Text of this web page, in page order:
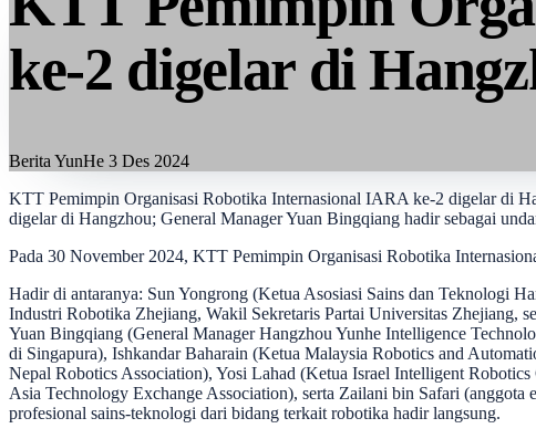
ke-2 digelar di
Berita YunHe 3 Des 2024
KTT Pemimpin Organisasi Robotika Internasional IARA ke-2 digelar di
digelar di Hangzhou; General Manager Yuan Bingqiang hadir sebagai
Pada 30 November 2024, KTT Pemimpin Organisasi Robotika
Hadir di antaranya: Sun Yongrong (Ketua Asosiasi Sains dan Teknologi
Industri Robotika Zhejiang, Wakil Sekretaris Partai Universitas Zhejiang,
Yuan Bingqiang (General Manager Hangzhou Yunhe Intelligence
di Singapura), Ishkandar Baharain (Ketua Malaysia Robotics and
Nepal Robotics Association), Yosi Lahad (Ketua Israel Intelligent
Asia Technology Exchange Association), serta Zailani bin Safari
profesional sains-teknologi dari bidang terkait robotika hadir langsung.